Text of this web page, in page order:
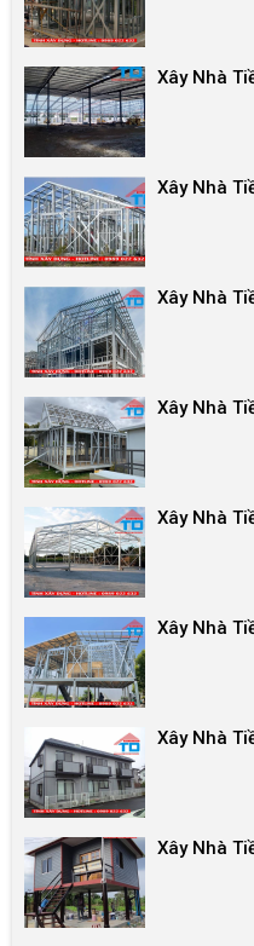
Xây Nhà
Xây Nhà
Xây Nhà
Xây Nhà
Xây Nhà
Xây Nhà
Xây Nhà